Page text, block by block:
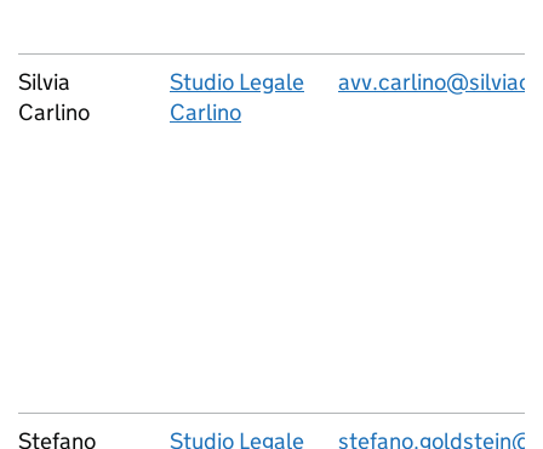
Silvia
Carlino
Studio Legale
Carlino
Stefano Studio Legale